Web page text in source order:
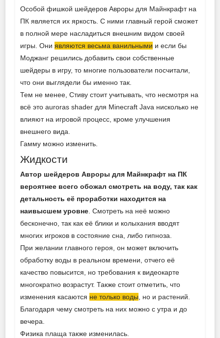
Особой фишкой шейдеров Авроры для Майнкрафт на
ПК является их яркость. С ними главный герой сможет
в полной мере насладиться внешним видом своей
игры. Они являются весьма ванильными и если бы
Моджанг решились добавить свои собственные
шейдеры в игру, то многие пользователи посчитали,
что они выглядели бы именно так.
Тем не менее, Стиву стоит учитывать, что несмотря на
всё это auroras shader для Minecraft Java нисколько не
влияют на игровой процесс, кроме улучшения
внешнего вида.
Гамму можно изменить.
Жидкости
Автор шейдеров Авроры для Майнкрафт на ПК
вероятнее всего обожал смотреть на воду, так как
детальность её проработки находится на
наивысшем уровне . Смотреть на неё можно
бесконечно, так как её блики и колыхания вводят
многих игроков в состояние сна, либо гипноза.
При желании главного героя, он может включить
обработку воды в реальном времени, отчего её
качество повысится, но требования к видеокарте
многократно возрастут. Также стоит отметить, что
изменения касаются не только воды , но и растений.
Благодаря чему смотреть на них можно с утра и до
вечера.
Физика плаща также изменилась.